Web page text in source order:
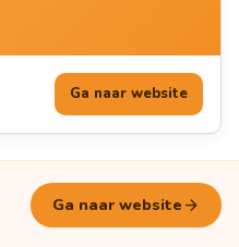
Ga naar website
Ga naar website arrow_forward